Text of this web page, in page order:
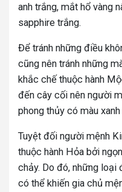
anh trắng, mắt hổ vàng
sapphire trắng.
Để tránh những điều
cũng nên tránh những
khắc chế thuộc hành
đến cây cối nên người
phong thủy có màu xanh
Tuyệt đối người mệnh
thuộc hành Hỏa bởi
chảy. Do đó, những loại
có thể khiến gia chủ